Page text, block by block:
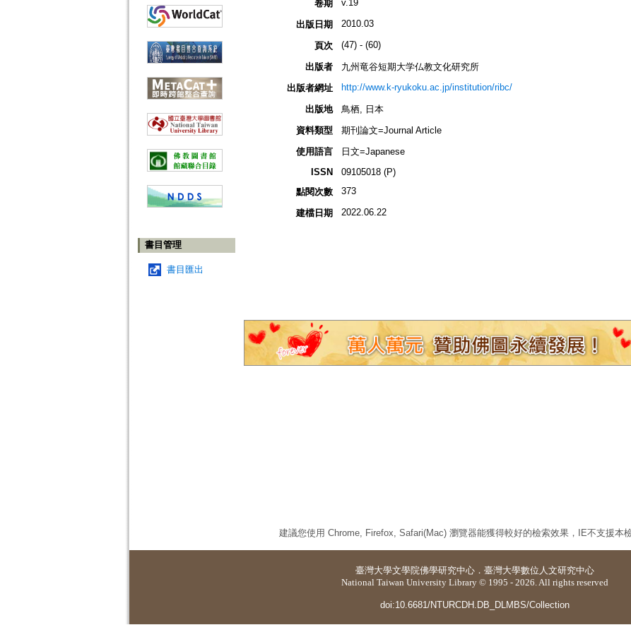
書目管理
書目匯出
卷期
v.19
出版日期 2010.03
頁次 (47) - (60)
出版者
九州竜谷短期大学仏教文化研究所
出版者網址
http://www.k-ryukoku.ac.jp/institution/ribc/
出版地
鳥栖, 日本
資料類型
期刊論文=Journal Article
使用語言
日文=Japanese
ISSN
09105018 (P)
點閱次數
373
建檔日期 2022.06.22
建議您使用 Chrome, Firefox, Safari(Mac) 瀏覽器能獲得較好的檢索效果，IE不支援本檢
臺灣大學文學院佛學研究中心 ． 臺灣大學數位人文研究中心
National Taiwan University Library © 1995 - 2026. All rights reserved
doi:10.6681/NTURCDH.DB_DLMBS/Collection